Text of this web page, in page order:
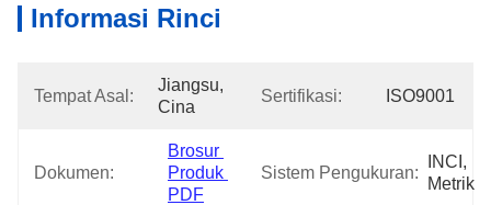
Informasi Rinci
Tempat Asal:
Jiangsu,
Cina
Sertifikasi: ISO9001
Dokumen:
Brosur
Produk
PDF
Sistem Pengukuran:
INCI,
Metrik